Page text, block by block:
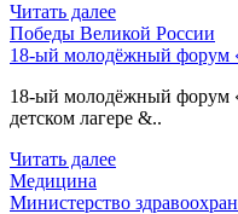
Читать далее
Победы Великой России
18-ый молодёжный форум
18-ый молодёжный форум
детском лагере &..
Читать далее
Медицина
Министерство